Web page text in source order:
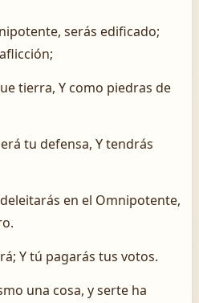
serás edificado;
tierra, Y como piedras de
tu defensa, Y tendrás
en el Omnipotente,
Y tú pagarás tus votos.
una cosa, y serte ha